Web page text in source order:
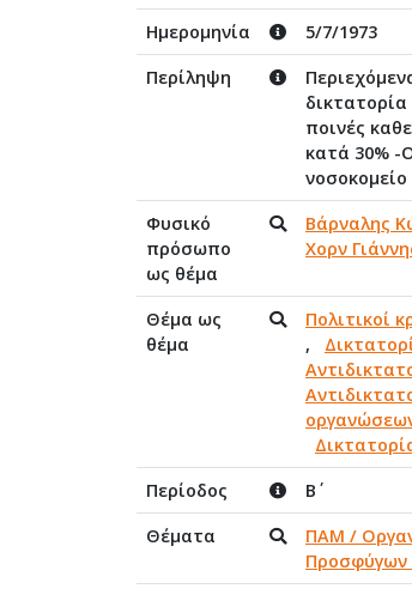
Ημερομηνία
5/7/1973
Περίληψη
ποινές
κατά 30% -
νοσοκομείο
Φυσικό
πρόσωπο
ως θέμα
Βάρναλης
Χορν
Θέμα ως
θέμα
Πολιτικοί
,
Περίοδος
Β΄
Θέματα
ΠΑΜ /
Προσφύγων